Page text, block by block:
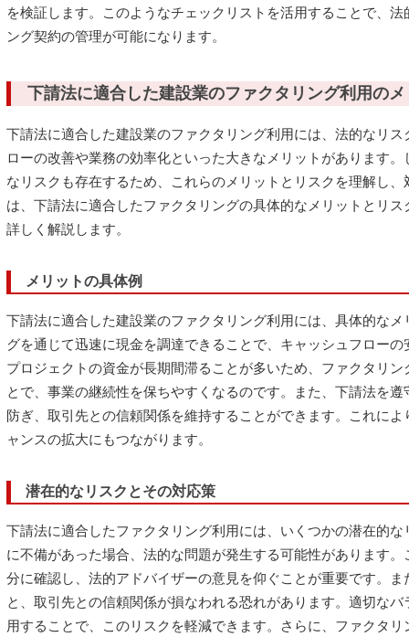
を検証します。このようなチェックリストを活用することで、
ング契約の管理が可能になります。
下請法に適合した建設業のファクタリング利用の
下請法に適合した建設業のファクタリング利用には、法的なリ
ローの改善や業務の効率化といった大きなメリットがあります
なリスクも存在するため、これらのメリットとリスクを理解し
は、下請法に適合したファクタリングの具体的なメリットとリ
詳しく解説します。
メリットの具体例
下請法に適合した建設業のファクタリング利用には、具体的な
グを通じて迅速に現金を調達できることで、キャッシュフロー
プロジェクトの資金が長期間滞ることが多いため、ファクタリ
とで、事業の継続性を保ちやすくなるのです。また、下請法を
防ぎ、取引先との信頼関係を維持することができます。これに
ャンスの拡大にもつながります。
潜在的なリスクとその対応策
下請法に適合したファクタリング利用には、いくつかの潜在的
に不備があった場合、法的な問題が発生する可能性があります
分に確認し、法的アドバイザーの意見を仰ぐことが重要です。
と、取引先との信頼関係が損なわれる恐れがあります。適切な
用することで、このリスクを軽減できます。さらに、ファクタ